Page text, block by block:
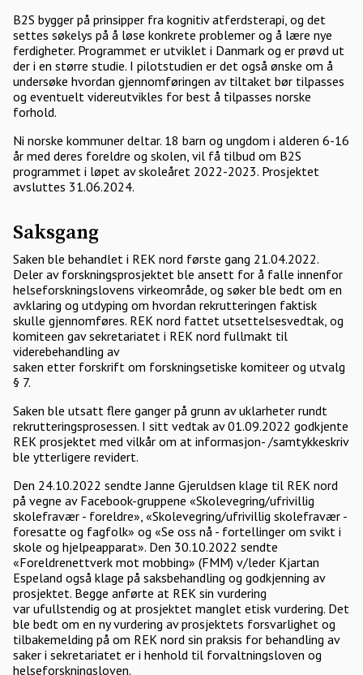
B2S bygger på prinsipper fra kognitiv atferdsterapi, og det
settes søkelys på å løse konkrete problemer og å lære nye
ferdigheter. Programmet er utviklet i Danmark og er prøvd ut
der i en større studie. I pilotstudien er det også ønske om å
undersøke hvordan gjennomføringen av tiltaket bør tilpasses
og eventuelt videreutvikles for best å tilpasses norske
forhold.
Ni norske kommuner deltar. 18 barn og ungdom i alderen 6-16
år med deres foreldre og skolen, vil få tilbud om B2S
programmet i løpet av skoleåret 2022-2023. Prosjektet
avsluttes 31.06.2024.
Saksgang
Saken ble behandlet i REK nord første gang 21.04.2022.
Deler av forskningsprosjektet ble ansett for å falle innenfor
helseforskningslovens virkeområde, og søker ble bedt om en
avklaring og utdyping om hvordan rekrutteringen faktisk
skulle gjennomføres. REK nord fattet utsettelsesvedtak, og
komiteen gav sekretariatet i REK nord fullmakt til
viderebehandling av
saken etter forskrift om forskningsetiske komiteer og utvalg
§ 7.
Saken ble utsatt flere ganger på grunn av uklarheter rundt
rekrutteringsprosessen. I sitt vedtak av 01.09.2022 godkjente
REK prosjektet med vilkår om at informasjon- /samtykkeskriv
ble ytterligere revidert.
Den 24.10.2022 sendte Janne Gjeruldsen klage til REK nord
på vegne av Facebook-gruppene «Skolevegring/ufrivillig
skolefravær - foreldre», «Skolevegring/ufrivillig skolefravær -
foresatte og fagfolk» og «Se oss nå - fortellinger om svikt i
skole og hjelpeapparat». Den 30.10.2022 sendte
«Foreldrenettverk mot mobbing» (FMM) v/leder Kjartan
Espeland også klage på saksbehandling og godkjenning av
prosjektet. Begge anførte at REK sin vurdering
var ufullstendig og at prosjektet manglet etisk vurdering. Det
ble bedt om en ny vurdering av prosjektets forsvarlighet og
tilbakemelding på om REK nord sin praksis for behandling av
saker i sekretariatet er i henhold til forvaltningsloven og
helseforskningsloven.